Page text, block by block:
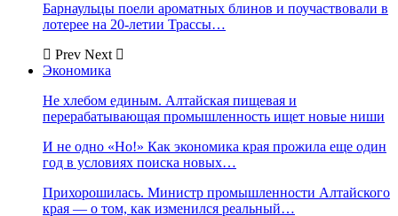
Барнаульцы поели ароматных блинов и поучаствовали в
лотерее на 20-летии Трассы…
Prev Next
Экономика
Не хлебом единым. Алтайская пищевая и
перерабатывающая промышленность ищет новые ниши
И не одно «Но!» Как экономика края прожила еще один
год в условиях поиска новых…
Прихорошилась. Министр промышленности Алтайского
края — о том, как изменился реальный…